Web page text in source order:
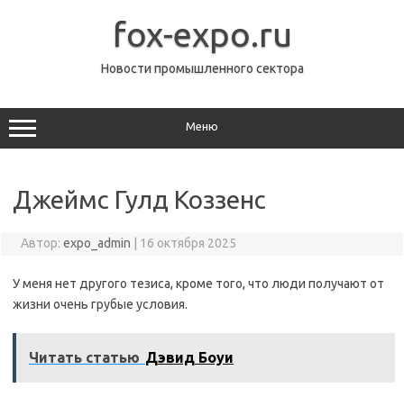
fox-expo.ru
Новости промышленного сектора
Меню
Джеймс Гулд Коззенс
Автор: expo_admin 16 октября 2025
У меня нет другого тезиса, кроме того, что люди получают от
жизни очень грубые условия.
Читать статью Дэвид Боуи